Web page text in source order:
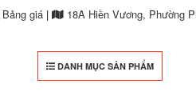
Bảng giá| 18A Hiền Vương, Phường
DANH MỤC SẢN PHẨM